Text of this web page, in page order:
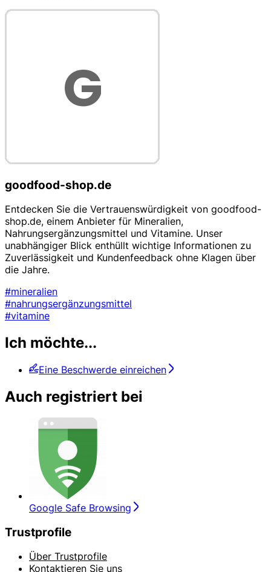
goodfood-shop.de
Entdecken Sie die Vertrauenswürdigkeit von goodfood-
shop.de, einem Anbieter für Mineralien,
Nahrungsergänzungsmittel und Vitamine. Unser
unabhängiger Blick enthüllt wichtige Informationen zu
Zuverlässigkeit und Kundenfeedback ohne Klagen über
die Jahre.
#mineralien
#nahrungsergänzungsmittel
#vitamine
Ich möchte...
Eine Beschwerde einreichen
Auch registriert bei
Google Safe Browsing
Trustprofile
Über Trustprofile
Kontaktieren Sie uns